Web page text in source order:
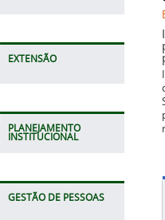
EXTENSÃO
PLANEJAMENTO
INSTITUCIONAL
GESTÃO DE PESSOAS